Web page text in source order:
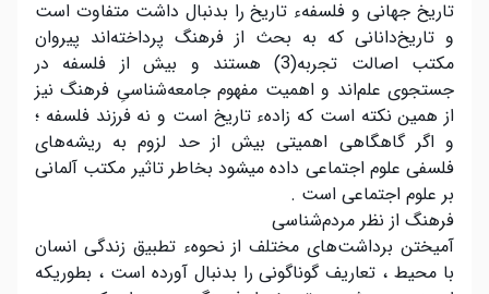
تاریخ جهانی و فلسفهء تاریخ را بدنبال داشت متفاوت است
و تاریخ‌دانانی که به بحث از فرهنگ پرداخته‌اند پیروان
مکتب اصالت تجربه(3) هستند و بیش از فلسفه در
جستجوی علم‌اند و اهمیت مفهوم جامعه‌شناسیِ فرهنگ نیز
از همین نکته است که زادهء تاریخ است و نه فرزند فلسفه ؛
و اگر گاهگاهی اهمیتی بیش از حد لزوم به ریشه‌های
فلسفی علوم اجتماعی داده میشود بخاطر تاثیر مکتب آلمانی
بر علوم اجتماعی است .
فرهنگ از نظر مردم‌شناسی
آمیختن برداشت‌های مختلف از نحوهء تطبیق زندگی انسان
با محیط ، تعاریف گوناگونی را بدنبال آورده است ، بطوریکه